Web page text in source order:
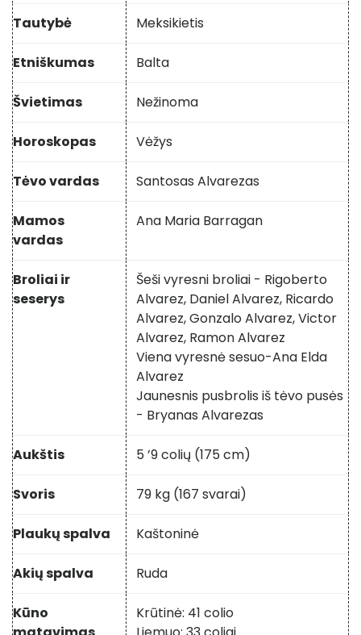
Tautybė Meksikietis
Etniškumas Balta
Švietimas Nežinoma
Horoskopas Vėžys
Tėvo vardas Santosas Alvarezas
Mamos
vardas
Ana Maria Barragan
Broliai ir
seserys
Šeši vyresni broliai - Rigoberto
Alvarez, Daniel Alvarez, Ricardo
Alvarez, Gonzalo Alvarez, Victor
Alvarez, Ramon Alvarez
Viena vyresnė sesuo-Ana Elda
Alvarez
Jaunesnis pusbrolis iš tėvo pusės
- Bryanas Alvarezas
Aukštis 5 ’9 colių (175 cm)
Svoris 79 kg (167 svarai)
Plaukų spalva Kaštoninė
Akių spalva Ruda
Kūno
Krūtinė: 41 colio